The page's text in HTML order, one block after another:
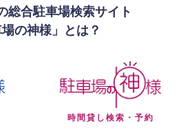
総合駐車場検索サイト
場の神様」とは？
時間貸し検索・予約